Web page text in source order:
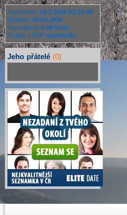
Naposledy: 10.3.2026 23:15:48
Založen: 08.03.2026
Nachatoval: 0.00 hodin
Pozice v TOP: neumístěn
Jeho přátelé (0)